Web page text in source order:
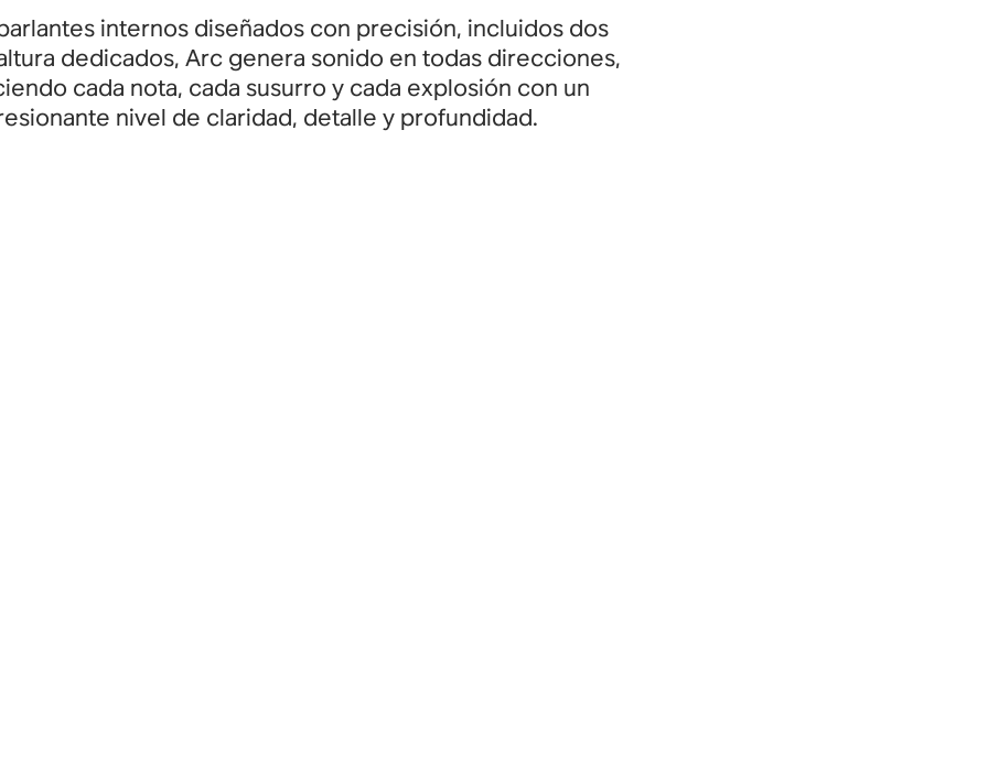
internos diseñados con precisión, incluidos dos
dedicados, Arc genera sonido en todas direcciones,
cada nota, cada susurro y cada explosión con un
nivel de claridad, detalle y profundidad.